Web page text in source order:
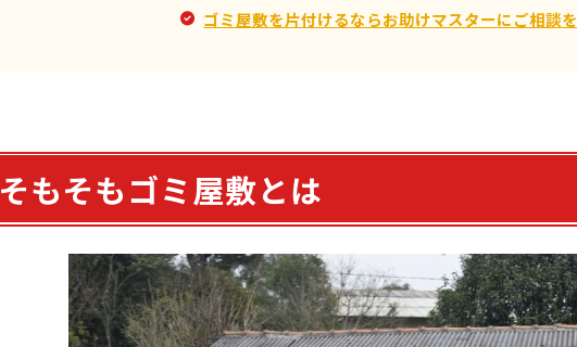
ゴミ屋敷を片付けるならお助けマスターにご相談を
そもそもゴミ屋敷とは